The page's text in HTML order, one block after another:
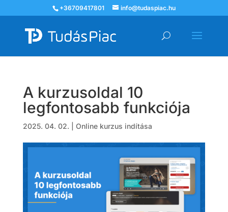
+36709417801 info@tudaspiac.hu
A kurzusoldal 10
legfontosabb funkciója
2025. 04. 02. Online kurzus indítása